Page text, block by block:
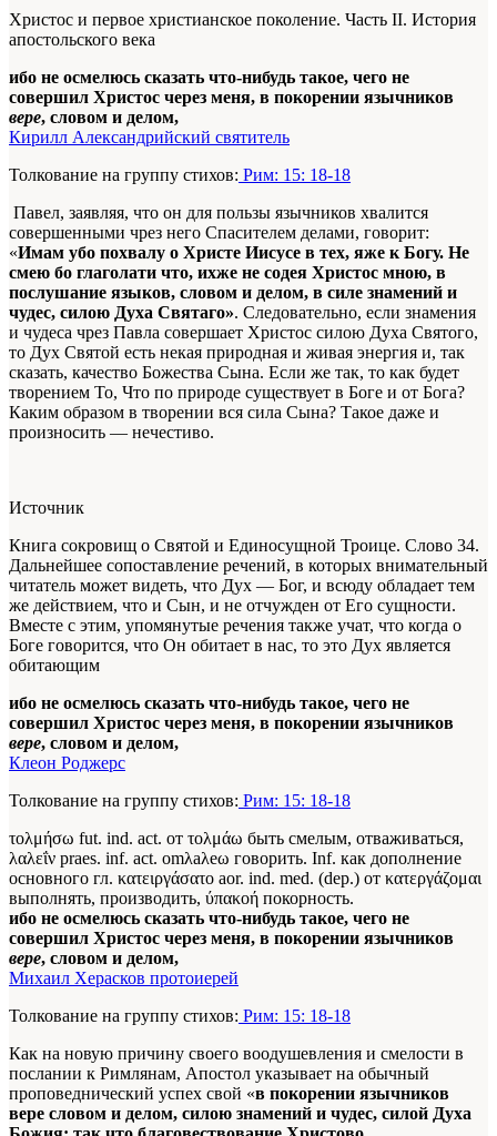
Христос и первое христианское поколение. Часть II. История
апостольского века
ибо не осмелюсь сказать что-нибудь такое, чего не
совершил Христос через меня, в покорении язычников
вере, словом и делом,
Кирилл Александрийский святитель
Толкование на группу стихов: Рим: 15: 18-18
Павел, заявляя, что он для пользы язычников хвалится
совершенными чрез него Спасителем делами, говорит:
«Имам убо похвалу о Христе Иисусе в тех, яже к Богу. Не
смею бо глаголати что, ихже не содея Христос мною, в
послушание языков, словом и делом, в силе знамений и
чудес, силою Духа Святаго». Следовательно, если знамения
и чудеса чрез Павла совершает Христос силою Духа Святого,
то Дух Святой есть некая природная и живая энергия и, так
сказать, качество Божества Сына. Если же так, то как будет
творением То, Что по природе существует в Боге и от Бога?
Каким образом в творении вся сила Сына? Такое даже и
произносить — нечестиво.
Источник
Книга сокровищ о Святой и Единосущной Троице. Слово 34.
Дальнейшее сопоставление речений, в которых внимательный
читатель может видеть, что Дух — Бог, и всюду обладает тем
же действием, что и Сын, и не отчужден от Его сущности.
Вместе с этим, упомянутые речения также учат, что когда о
Боге говорится, что Он обитает в нас, то это Дух является
обитающим
ибо не осмелюсь сказать что-нибудь такое, чего не
совершил Христос через меня, в покорении язычников
вере, словом и делом,
Клеон Роджерс
Толкование на группу стихов: Рим: 15: 18-18
τολμήσω fut. ind. act. от τολμάω быть смелым, отваживаться,
λαλεΐν praes. inf. act. omλaλeω говорить. Inf. как дополнение
основного гл. κατειργάσατο aor. ind. med. (dep.) от κατεργάζομαι
выполнять, производить, ύπακοή покорность.
ибо не осмелюсь сказать что-нибудь такое, чего не
совершил Христос через меня, в покорении язычников
вере, словом и делом,
Михаил Херасков протоиерей
Толкование на группу стихов: Рим: 15: 18-18
Как на новую причину своего воодушевления и смелости в
послании к Римлянам, Апостол указывает на обычный
проповеднический успех свой «в покорении язычников
вере словом и делом, силою знамений и чудес, силой Духа